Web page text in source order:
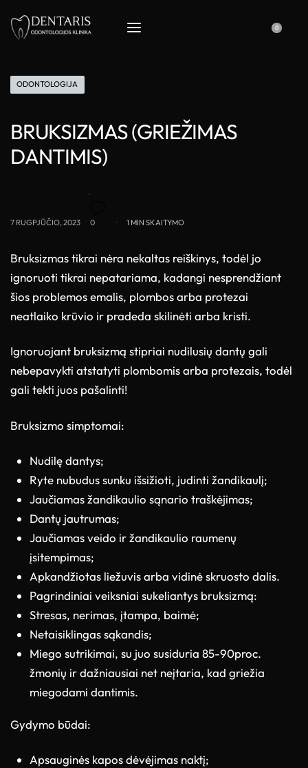
0
ODONTOLOGIJA
BRUKSIZMAS (GRIEŽIMAS
DANTIMIS)
7 RUGPJŪČIO, 2023 0 1 MIN SKAITYMO
Bruksizmas tikrai nėra nekaltas reiškinys, todėl jo
ignoruoti tikrai nepatariama, kadangi nesprendžiant
šios problemos emalis, plombos arba protezai
neatlaiko krūvio ir pradeda skilinėti arba kristi.
Ignoruojant bruksizmą stipriai nudilusių dantų gali
nebepavykti atstatyti plombomis arba protezais, todėl
gali tekti juos pašalinti!
Bruksizmo simptomai:
Nudilę dantys;
Ryte nubudus sunku išsižioti, judinti žandikaulį;
Jaučiamas žandikaulio sąnario traškėjimas;
Dantų jautrumas;
Jaučiamas veido ir žandikaulio raumenų
įsitempimas;
Apkandžiotas liežuvis arba vidinė skruosto dalis.
Pagrindiniai veiksniai sukeliantys bruksizmą:
Stresas, nerimas, įtampa, baimė;
Netaisiklingas sąkandis;
Miego sutrikimai, su juo susiduria 85-90proc.
žmonių ir dažniausiai net neįtaria, kad griežia
miegodami dantimis.
Gydymo būdai:
Apsauginės kapos dėvėjimas naktį;